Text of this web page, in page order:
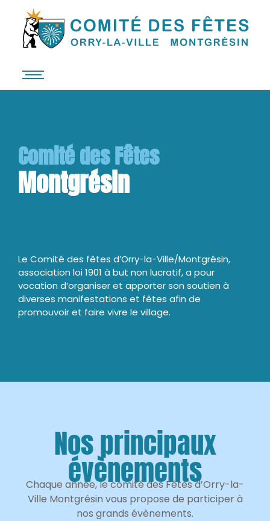
Comité des Fêtes
Orry-la
Le Comité des fêtes d’Orry-la-Ville/Montgrésin,
association loi 1901 à but non lucratif, a pour
vocation d’organiser et apporter son soutien à
diverses manifestations et fêtes afin de
promouvoir et faire vivre le village.
Nos principaux
évènements
Chaque année, le comité des Fêtes d’Orry-la-
Ville Montgrésin vous propose de participer à
nos grands évènements.